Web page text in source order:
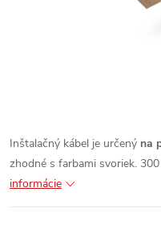
Inštalačný kábel je určený na
zhodné s farbami svoriek.
informácie